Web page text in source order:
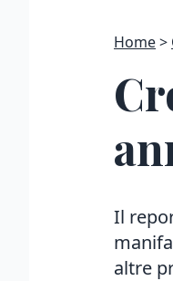
Home
Il
altre